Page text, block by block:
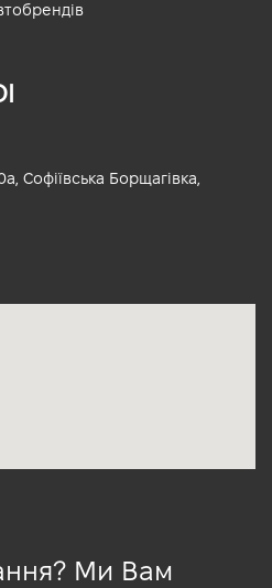
Софіївська Борщагівка,
Ми Вам